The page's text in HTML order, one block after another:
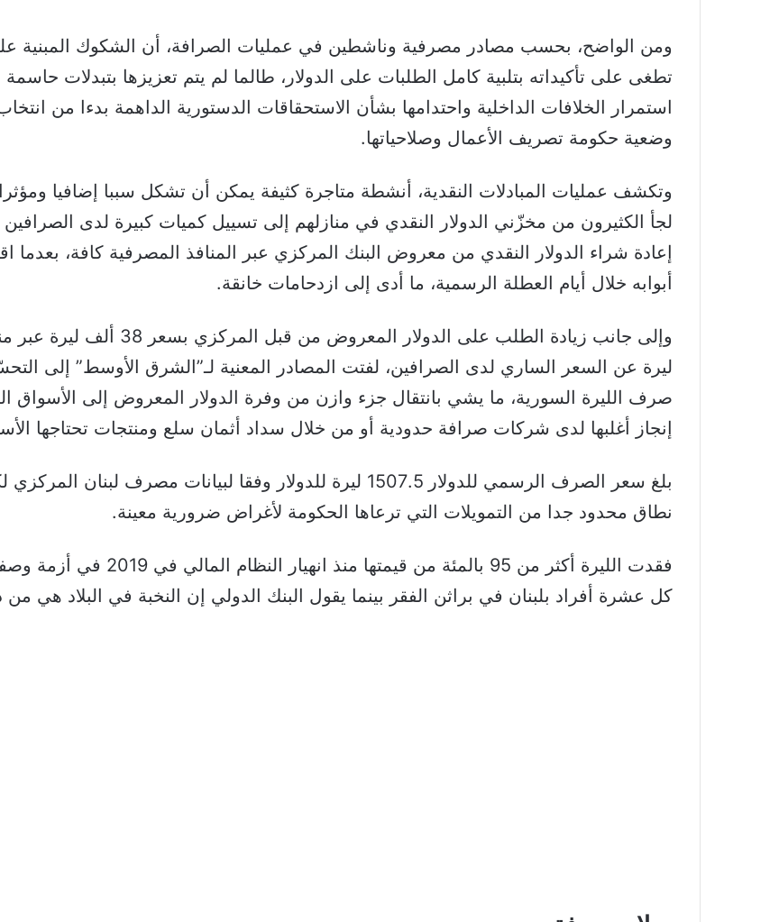
ومن الواضح، بحسب مصادر مصرفية وناشطين في عمليات الصرافة، أن الشكوك المبنية
تطغى على تأكيداته بتلبية كامل الطلبات على الدولار، طالما لم يتم تعزيزها بتبدلات
استمرار الخلافات الداخلية واحتدامها بشأن الاستحقاقات الدستورية الداهمة بدءا من
وضعية حكومة تصريف الأعمال وصلاحياتها.
وتكشف عمليات المبادلات النقدية، أنشطة متاجرة كثيفة يمكن أن تشكل سببا إضافيا
لجأ الكثيرون من مخزّني الدولار النقدي في منازلهم إلى تسييل كميات كبيرة لدى
إعادة شراء الدولار النقدي من معروض البنك المركزي عبر المنافذ المصرفية كافة،
أبوابه خلال أيام العطلة الرسمية، ما أدى إلى ازدحامات خانقة.
ليرة عن السعر الساري لدى الصرافين، لفتت المصادر المعنية لـ”الشرق الأوسط” إلى
صرف الليرة السورية، ما يشي بانتقال جزء وازن من وفرة الدولار المعروض إلى الأسواق
إنجاز أغلبها لدى شركات صرافة حدودية أو من خلال سداد أثمان سلع ومنتجات تحتاجها
بلغ سعر الصرف الرسمي للدولار 1507.5 ليرة للدولار وفقا لبيانات
نطاق محدود جدا من التمويلات التي ترعاها الحكومة لأغراض ضرورية معينة.
فقدت الليرة أكثر من 95
كل عشرة أفراد بلبنان في براثن الفقر بينما يقول البنك الدولي إن النخبة في البلاد هي من